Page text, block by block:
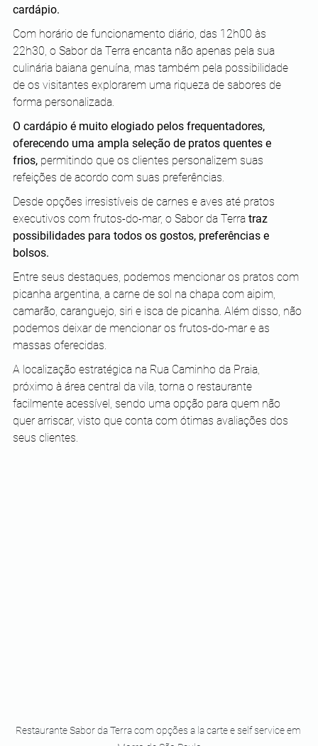
cardápio.
Com horário de funcionamento diário, das 12h00 às
22h30, o Sabor da Terra encanta não apenas pela sua
culinária baiana genuína, mas também pela possibilidade
de os visitantes explorarem uma riqueza de sabores de
forma personalizada.
O cardápio é muito elogiado pelos frequentadores,
oferecendo uma ampla seleção de pratos quentes e
frios, permitindo que os clientes personalizem suas
refeições de acordo com suas preferências.
Desde opções irresistíveis de carnes e aves até pratos
executivos com frutos-do-mar, o Sabor da Terra traz
possibilidades para todos os gostos, preferências e
bolsos.
Entre seus destaques, podemos mencionar os pratos com
picanha argentina, a carne de sol na chapa com aipim,
camarão, caranguejo, siri e isca de picanha. Além disso, não
podemos deixar de mencionar os frutos-do-mar e as
massas oferecidas.
A localização estratégica na Rua Caminho da Praia,
próximo à área central da vila, torna o restaurante
facilmente acessível, sendo uma opção para quem não
quer arriscar, visto que conta com ótimas avaliações dos
seus clientes.
Restaurante Sabor da Terra com opções a la carte e self service em